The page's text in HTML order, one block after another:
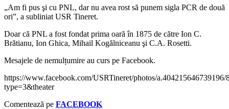
„Am fi pus şi cu PNL, dar nu avea rost să punem sigla PCR de două
ori”, a subliniat USR Tineret.
Doar că PNL a fost fondat prima oară în 1875 de către Ion C.
Brătianu, Ion Ghica, Mihail Kogălniceanu şi C.A. Rosetti.
Mesajele de nemulțumire au curs pe Facebook.
https://www.facebook.com/USRTineret/photos/a.404215646739196/
type=3&theater
Comentează pe FACEBOOK